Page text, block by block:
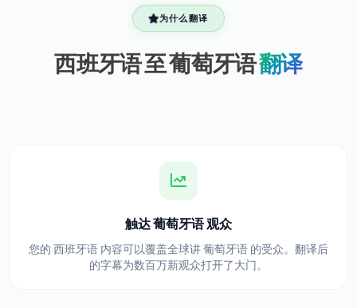
为什么翻译
西班牙语 至 葡萄牙语翻译
触达 葡萄牙语 观众
您的 西班牙语 内容可以覆盖全球讲 葡萄牙语 的受众。翻译后
的字幕为数百万新观众打开了大门。